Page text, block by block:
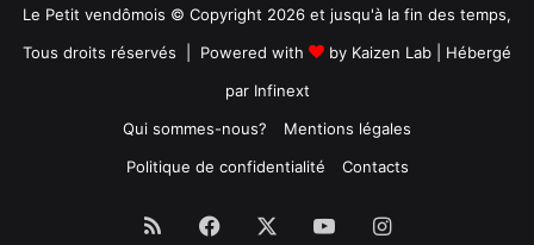
Le Petit vendômois © Copyright 2026 et jusqu'à la fin des temps,
Tous droits réservés | Powered with
by Kaizen Lab | Hébergé
par Infinext
Qui sommes-nous?
Mentions légales
Politique de confidentialité
Contacts
RSS Facebook YouTubeInstagram